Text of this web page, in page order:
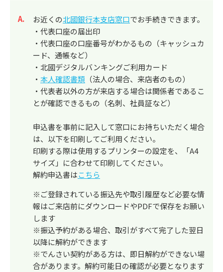
回答
お近くの北國銀行本支店窓口でお手続きできます。
・代表口座の届出印
・代表口座の口座番号がわかるもの（キャッシュカ
ード、通帳など）
・北國デジタルバンキングご利用カード
・ 本人確認書類 （法人の場合、来店者のもの）
・代表者以外の方が来店する場合は関係者であるこ
とが確認できるもの（名刺、社員証など）
申込書を事前に記入して窓口にお持ちいただく場合
は、以下を印刷してご利用ください。
印刷する際は使用するプリンターの設定を、「A4
サイズ」に合わせて印刷してください。
解約申込書はこちら
※ご登録されている振込先や取引履歴など必要な情
報はご来店前にダウンロードやPDFで保存をお願い
します
※振込予約がある場合、取引がすべて完了した翌日
以降に解約ができます
※でんさい契約がある方は、即日解約ができない場
合があります。解約可能日の確認が必要となります